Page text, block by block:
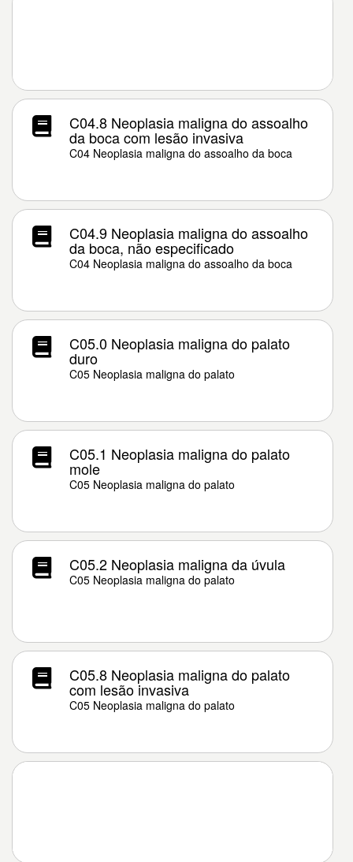
C04.8 Neoplasia maligna do assoalho
da boca com lesão invasiva
C04 Neoplasia maligna do assoalho da boca
C04.9 Neoplasia maligna do assoalho
da boca, não especificado
C04 Neoplasia maligna do assoalho da boca
C05.0 Neoplasia maligna do palato
duro
C05 Neoplasia maligna do palato
C05.1 Neoplasia maligna do palato
mole
C05 Neoplasia maligna do palato
C05.2 Neoplasia maligna da úvula
C05 Neoplasia maligna do palato
C05.8 Neoplasia maligna do palato
com lesão invasiva
C05 Neoplasia maligna do palato